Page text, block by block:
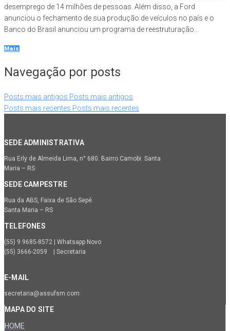
desemprego de 14 milhões de pessoas. Além disso, a Ford
anunciou o fechamento de sua produção de veículos no país e o
Banco do Brasil anunciou um programa de reestruturação...
Mais
Navegação por posts
Posts mais antigos Posts mais antigos
Posts mais recentes Posts mais recentes
SEDE ADMINISTRATIVA
Rua Erly de Almeida Lima, n° 680. Bairro Camobi. Santa
Maria – RS
SEDE CAMPESTRE
Rua da ABS, Faixa de São Sepé.
Santa Maria – RS
TELEFONES
(55) 9.9685-8572 | Whatsapp Novo
(55) 3666-2059 | Secretaria
E-MAIL
secretaria@assufsm.com
MAPA DO SITE
HOME